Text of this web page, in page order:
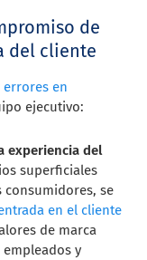
de
del cliente
errores en
ejecutivo:
experiencia del
superficiales
consumidores, se
en el cliente
de marca
y